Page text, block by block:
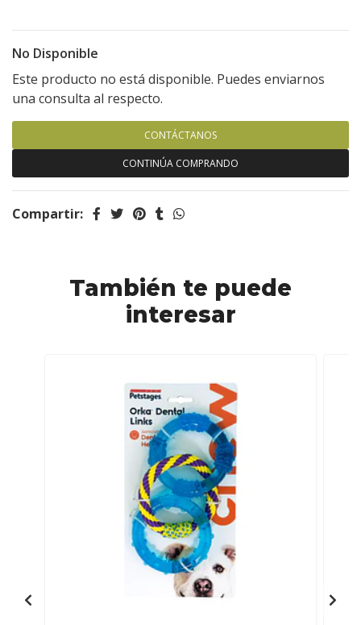
No Disponible
Este producto no está disponible. Puedes enviarnos
una consulta al respecto.
CONTÁCTANOS
CONTINÚA COMPRANDO
Compartir:
También te puede
interesar